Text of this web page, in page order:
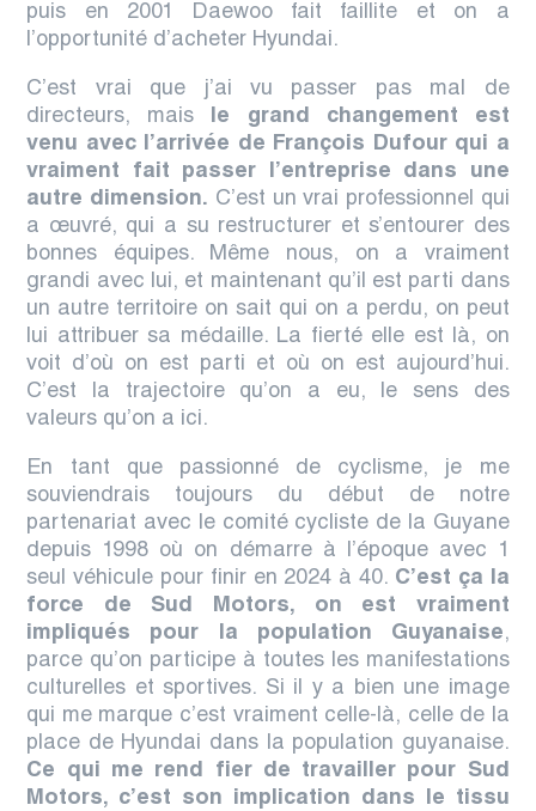
puis en 2001 Daewoo fait faillite et on a
l’opportunité d’acheter Hyundai.
C’est vrai que j’ai vu passer pas mal de
directeurs, mais
e grand changement est
venu avec l’arrivée de François Dufour qui a
vraiment fait passer l’entreprise dans une
autre dimension. C’est un vrai professionnel qui
a œuvré, qui a su restructurer et s’entourer des
bonnes équipes. M ême nous, on a vraiment
grandi avec lui, et maintenant qu’il est parti dans
un autre territoire on sait qui on a perdu, on peut
lui attribuer sa médaille. La fierté elle est là, on
voit d’où on est parti et où on est aujourd’hui.
C’est la trajectoire qu’on a eu, le sens des
valeurs qu’on a ici.
En tant que passionné de cyclisme, je me
souviendrais toujours du début denotre
partenariat avec le comité cycliste de la Guyane
depuis 1998 où on démarre à l’époque avec 1
seul véhicule pour finir en 2024 à 40. C’est ça la
force de Sud Motors, on est vraiment
impliqués pour la population Guyanaise,
parce qu’on participe à toutes les manifestations
culturelles et sportives. Si il y a bien une image
qui me marque c’est vraiment celle-là, celle de la
place de Hyundai dans la population guyanaise.
Ce qui me rend fier de travailler pour Sud
Motors, c’est son implication dans le tissu